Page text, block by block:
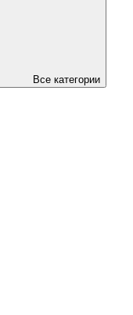
Все категории